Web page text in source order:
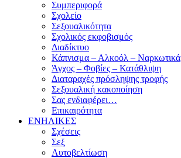
Συμπεριφορά
Σχολείο
Σεξουαλικότητα
Σχολικός εκφοβισμός
Διαδίκτυο
Κάπνισμα – Αλκοόλ – Ναρκωτικά
Άγχος – Φοβίες – Κατάθλιψη
Διαταραχές πρόσληψης τροφής
Σεξουαλική κακοποίηση
Σας ενδιαφέρει…
Επικαιρότητα
ΕΝΗΛΙΚΕΣ
Σχέσεις
Σεξ
Αυτοβελτίωση